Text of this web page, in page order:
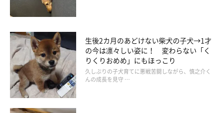
生後2カ月のあどけない柴犬の子犬→1才
の今は凛々しい姿に！ 変わらない「く
りくりおめめ」にもほっこり
久しぶりの子犬育てに悪戦苦闘しながら、慎之介く
んの成長を見守 …